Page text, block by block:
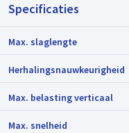
Specificaties
Max. slaglengte
Herhalingsnauwkeurigheid
Max. belasting verticaal
Max. snelheid